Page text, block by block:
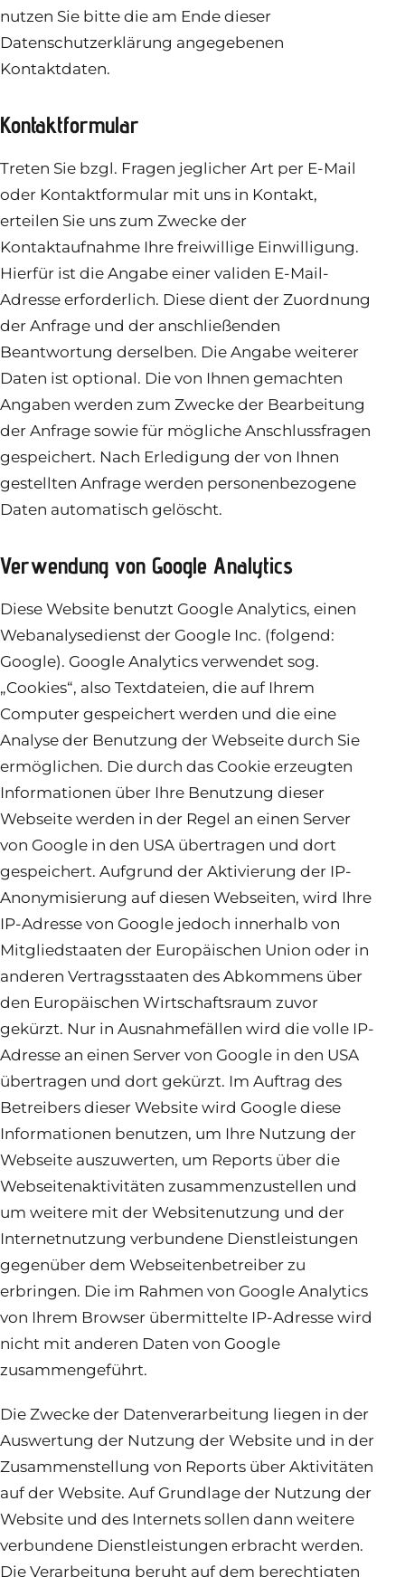
nutzen Sie bitte die am Ende dieser
Datenschutzerklärung angegebenen
Kontaktdaten.
Kontaktformular
Treten Sie bzgl. Fragen jeglicher Art per E-Mail
oder Kontaktformular mit uns in Kontakt,
erteilen Sie uns zum Zwecke der
Kontaktaufnahme Ihre freiwillige Einwilligung.
Hierfür ist die Angabe einer validen E-Mail-
Adresse erforderlich. Diese dient der Zuordnung
der Anfrage und der anschließenden
Beantwortung derselben. Die Angabe weiterer
Daten ist optional. Die von Ihnen gemachten
Angaben werden zum Zwecke der Bearbeitung
der Anfrage sowie für mögliche Anschlussfragen
gespeichert. Nach Erledigung der von Ihnen
gestellten Anfrage werden personenbezogene
Daten automatisch gelöscht.
Verwendung von Google Analytics
Diese Website benutzt Google Analytics, einen
Webanalysedienst der Google Inc. (folgend:
Google). Google Analytics verwendet sog.
„Cookies“, also Textdateien, die auf Ihrem
Computer gespeichert werden und die eine
Analyse der Benutzung der Webseite durch Sie
ermöglichen. Die durch das Cookie erzeugten
Informationen über Ihre Benutzung dieser
Webseite werden in der Regel an einen Server
von Google in den USA übertragen und dort
gespeichert. Aufgrund der Aktivierung der IP-
Anonymisierung auf diesen Webseiten, wird Ihre
IP-Adresse von Google jedoch innerhalb von
Mitgliedstaaten der Europäischen Union oder in
anderen Vertragsstaaten des Abkommens über
den Europäischen Wirtschaftsraum zuvor
gekürzt. Nur in Ausnahmefällen wird die volle IP-
Adresse an einen Server von Google in den USA
übertragen und dort gekürzt. Im Auftrag des
Betreibers dieser Website wird Google diese
Informationen benutzen, um Ihre Nutzung der
Webseite auszuwerten, um Reports über die
Webseitenaktivitäten zusammenzustellen und
um weitere mit der Websitenutzung und der
Internetnutzung verbundene Dienstleistungen
gegenüber dem Webseitenbetreiber zu
erbringen. Die im Rahmen von Google Analytics
von Ihrem Browser übermittelte IP-Adresse wird
nicht mit anderen Daten von Google
zusammengeführt.
Die Zwecke der Datenverarbeitung liegen in der
Auswertung der Nutzung der Website und in der
Zusammenstellung von Reports über Aktivitäten
auf der Website. Auf Grundlage der Nutzung der
Website und des Internets sollen dann weitere
verbundene Dienstleistungen erbracht werden.
Die Verarbeitung beruht auf dem berechtigten